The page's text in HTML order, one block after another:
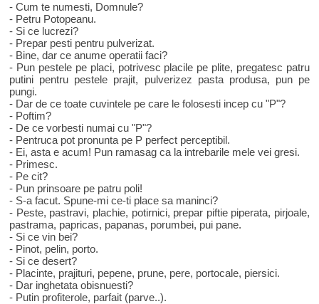
- Cum te numesti, Domnule?
- Petru Potopeanu.
- Si ce lucrezi?
- Prepar pesti pentru pulverizat.
- Bine, dar ce anume operatii faci?
- Pun pestele pe placi, potrivesc placile pe plite, pregatesc patru
putini pentru pestele prajit, pulverizez pasta produsa, pun pe
pungi.
- Dar de ce toate cuvintele pe care le folosesti incep cu "P"?
- Poftim?
- De ce vorbesti numai cu "P"?
- Pentruca pot pronunta pe P perfect perceptibil.
- Ei, asta e acum! Pun ramasag ca la intrebarile mele vei gresi.
- Primesc.
- Pe cit?
- Pun prinsoare pe patru poli!
- S-a facut. Spune-mi ce-ti place sa maninci?
- Peste, pastravi, plachie, potirnici, prepar piftie piperata, pirjoale,
pastrama, papricas, papanas, porumbei, pui pane.
- Si ce vin bei?
- Pinot, pelin, porto.
- Si ce desert?
- Placinte, prajituri, pepene, prune, pere, portocale, piersici.
- Dar inghetata obisnuesti?
- Putin profiterole, parfait (parve..).